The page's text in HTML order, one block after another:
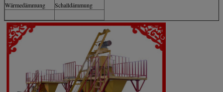
Wärmedämmung Schalldämmung